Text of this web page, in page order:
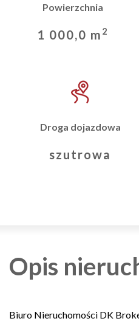
Powierzchnia
1 000,0 m 2
Droga dojazdowa
szutrowa
Opis
Biuro Nieruchomości DK